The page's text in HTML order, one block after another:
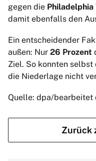
gegen die
damit ebenfalls den
Ein entscheidender
außen: Nur 26 Prozent
Ziel. So konnten selbst
die Niederlage nicht
Quelle: dpa/bearbeitet
Zurück